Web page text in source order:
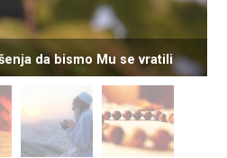
da bismo Mu se vratili